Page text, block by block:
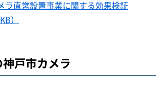
ラ直営設置事業に関する効果検証
）
戸市カメラ